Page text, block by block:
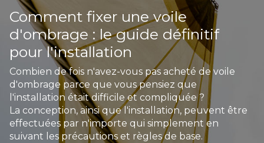
Comment fixer une voile
d'ombrage : le guide définitif
pour l'installation
Combien de fois n'avez-vous pas acheté de voile
d'ombrage parce que vous pensiez que
l'installation était difficile et compliquée ?
La conception, ainsi que l'installation, peuvent être
effectuées par n'importe qui simplement en
suivant les précautions et règles de base.